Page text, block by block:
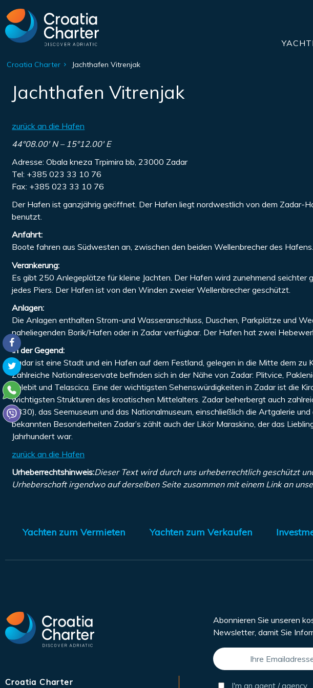
Croatia Charter Jachthafen Vitrenjak
Jachthafen Vitrenjak
zurück an die Hafen
44°08.00′ N – 15°12.00′ E
Adresse: Obala kneza Trpimira bb, 23000 Zadar
Tel: +385 023 33 10 76
Fax: +385 023 33 10 76
Der Hafen ist ganzjährig geöffnet. Der Hafen liegt nordwestlich von dem Zadar-
benutzt.
Anfahrt:
Boote fahren aus Südwesten an, zwischen den beiden Wellenbrecher des Hafens.
Verankerung:
Es gibt 250 Anlegeplätze für kleine Jachten. Der Hafen wird zunehmend seichter
jedes Piers. Der Hafen ist von den Winden zweier Wellenbrecher geschützt.
Anlagen:
Die Anlagen enthalten Strom-und Wasseranschluss, Duschen, Parkplätze und
naheliegenden Borik/Hafen oder in Zadar verfügbar. Der Hafen hat zwei
In der Gegend:
Zadar ist eine Stadt und ein Hafen auf dem Festland, gelegen in die Mitte dem zu
Zahlreiche Nationalreservate befinden sich in der Nähe von Zadar: Plitvice,
Velebit und Telascica. Eine der wichtigsten Sehenswürdigkeiten in Zadar ist die
wichtigsten Strukturen des kroatischen Mittelalters. Zadar beherbergt auch
1830), das Seemuseum und das Nationalmuseum, einschließlich die Artgalerie
bekannten Besonderheiten Zadar’s zählt auch der Likör Maraskino, der das
Jahrhundert war.
zurück an die Hafen
Urheberrechtshinweis:Dieser Text wird durch uns urheberrechtlich geschützt
Urheberschaft irgendwo auf derselben Seite zusammen mit einem Link an
Yachten zum Vermieten Yachten zum Verkaufen
Croatia Charter
Abonnieren Sie unseren
Newsletter, damit Sie
I'm an agent / agency